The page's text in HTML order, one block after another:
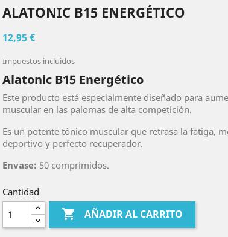
ALATONIC B15 ENERGÉTICO
12,95 €
Impuestos incluidos
Alatonic B15 Energético
Este producto está especialmente diseñado para
muscular en las palomas de alta competición.
Es un potente tónico muscular que retrasa la fatiga,
deportivo y perfecto recuperador.
Envase: 50 comprimidos.
Cantidad
 AÑADIR AL CARRITO